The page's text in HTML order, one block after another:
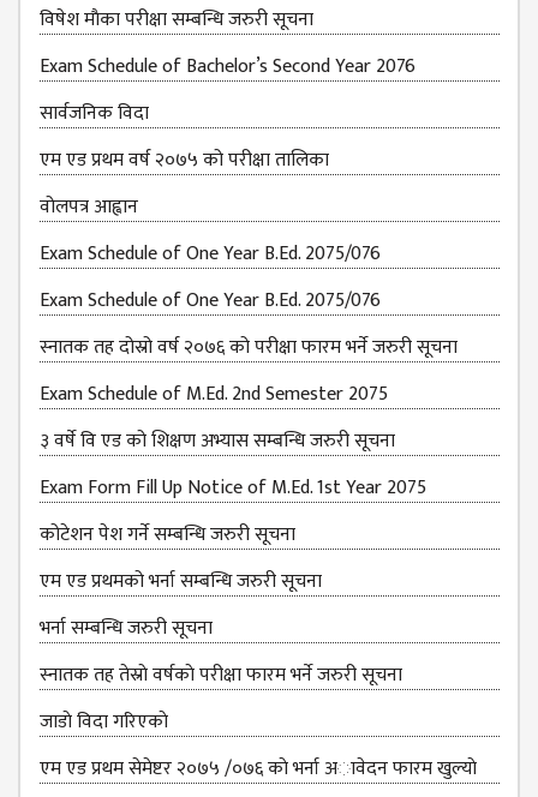
विषेश माैका परीक्षा सम्बन्धि जरुरी सूचना
Exam Schedule of Bachelor’s Second Year 2076
सार्वजनिक विदा
एम एड प्रथम वर्ष २०७५ को परीक्षा तालिका
वोलपत्र आह्वान
Exam Schedule of One Year B.Ed. 2075/076
Exam Schedule of One Year B.Ed. 2075/076
स्नातक तह दोस्रो वर्ष २०७६ को परीक्षा फारम भर्ने जरुरी सूचना
Exam Schedule of M.Ed. 2nd Semester 2075
३ वर्षे वि एड को शिक्षण अभ्यास सम्बन्धि जरुरी सूचना
Exam Form Fill Up Notice of M.Ed. 1st Year 2075
कोटेशन पेश गर्ने सम्बन्धि जरुरी सूचना
एम एड प्रथमको भर्ना सम्बन्धि जरुरी सूचना
भर्ना सम्बन्धि जरुरी सूचना
स्नातक तह तेस्राे वर्षकाे परीक्षा फारम भर्ने जरुरी सूचना
जाडाे विदा गरिएकाे
एम एड प्रथम सेमेष्टर २०७५ /०७६ काे भर्ना अावेदन फारम खुल्याे